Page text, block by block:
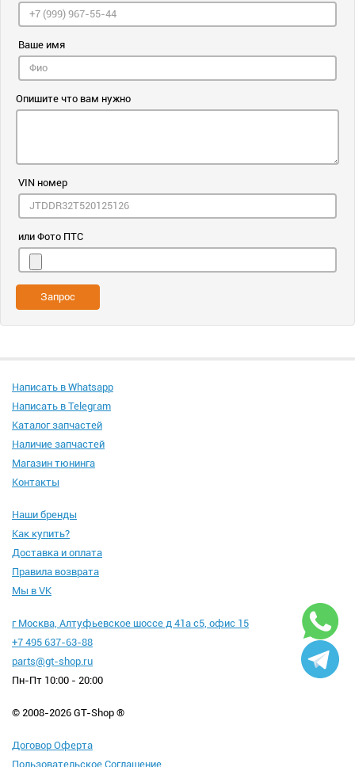
Ваше имя
Опишите что вам нужно
VIN номер
или Фото ПТС
Запрос
Написать в Whatsapp
Написать в Telegram
Каталог запчастей
Наличие запчастей
Магазин тюнинга
Контакты
Наши бренды
Как купить?
Доставка и оплата
Правила возврата
Мы в VK
г Москва, Алтуфьевское шоссе д 41а с5, офис 15
+7 495 637-63-88
parts@gt-shop.ru
Пн-Пт 10:00 - 20:00
© 2008-2026 GT-Shop ®
Договор Оферта
Пользовательское Соглашение